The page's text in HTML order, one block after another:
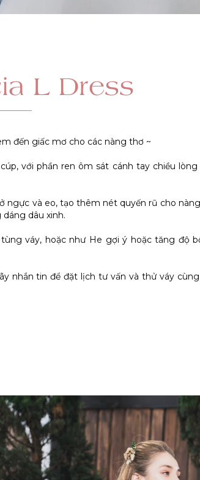
L Dress
đến giấc mơ cho các nàng thơ ~
với phần ren ôm sát cánh tay chiều lòng
và eo, tạo thêm nét quyến rũ cho
dâu xinh.
váy, hoặc như He gợi ý hoặc tăng độ
nhắn tin để đặt lịch tư vấn và thử váy